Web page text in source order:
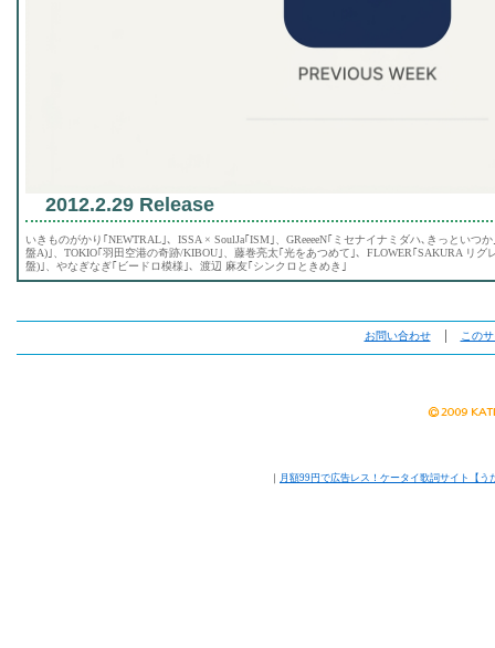
2012.2.29 Release
いきものがかり｢NEWTRAL｣、ISSA × SoulJa｢ISM｣、GReeeeN｢ミセナイナミダハ､きっといつか
盤A)｣、TOKIO｢羽田空港の奇跡/KIBOU｣、藤巻亮太｢光をあつめて｣、FLOWER｢SAKURA リグ
盤)｣、やなぎなぎ｢ビードロ模様｣、渡辺 麻友｢シンクロときめき｣
お問い合わせ│ この
｜ 月額99円で広告レス！ケータイ歌詞サイト【う